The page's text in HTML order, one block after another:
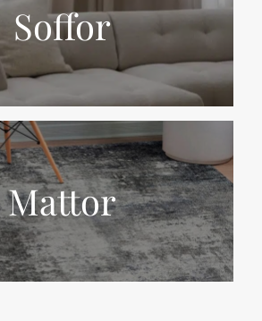
Soffor
Mattor